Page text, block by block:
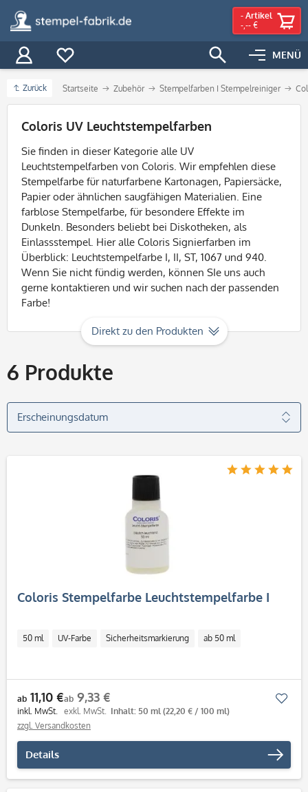
MENÜ
- Artikel
-,-- €
Zurück Startseite Zubehör Stempelfarben I Stempelreiniger
Filter
Coloris UV Leuchtstempelfarben
Sie finden in dieser Kategorie alle UV
Leuchtstempelfarben von Coloris. Wir empfehlen diese
Stempelfarbe für naturfarbene Kartonagen, Papiersäcke,
Papier oder ähnlichen saugfähigen Materialien. Eine
farblose Stempelfarbe, für besondere Effekte im
Dunkeln. Besonders beliebt bei Diskotheken, als
Einlassstempel. Hier alle Coloris Signierfarben im
Überblick: Leuchtstempelfarbe I, II, ST, 1067 und 940.
Wenn Sie nicht fündig werden, können SIe uns auch
gerne kontaktieren und wir suchen nach der passenden
Farbe!
Direkt zu den Produkten
6 Produkte
Coloris Stempelfarbe Leuchtstempelfarbe I
50 ml UV-Farbe Sicherheitsmarkierung ab 50 ml
ab 11,10 €
inkl. MwSt.
ab 9,33 €
exkl. MwSt. Inhalt: 50 ml (22,20 € / 100 ml)
zzgl. Versandkosten
Details